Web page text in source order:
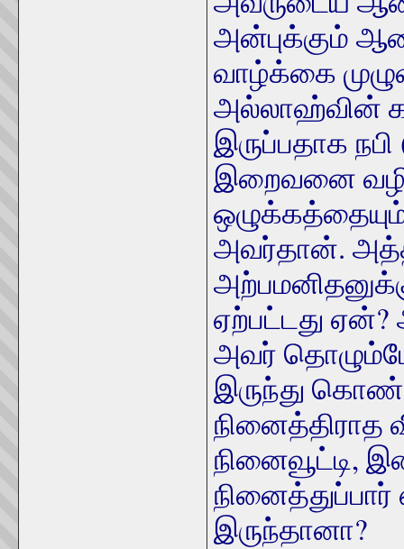
அன்புக்கும்
வாழ்க்கை
அல்லாஹ்வின்
இருப்பதாக
இறைவனை
அவர்தான்.
ஏற்பட்டது
அவர்
இருந்து
நினைவூட்டி,
இருந்தானா?